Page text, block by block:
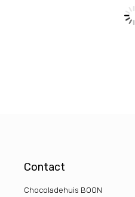
Contact
Chocoladehuis BOON